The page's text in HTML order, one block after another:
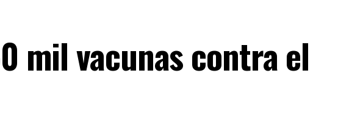
mil vacunas contra el